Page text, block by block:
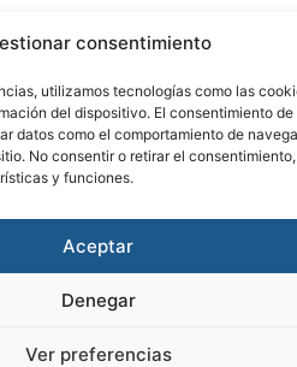
consentimiento
utilizamos tecnologías como las
del dispositivo. El consentimiento de
datos como el comportamiento de
No consentir o retirar el
y funciones.
Aceptar
Denegar
Ver preferencias